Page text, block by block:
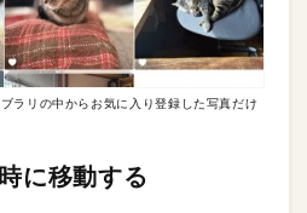
ラリの中からお気に入り登録した写真だけ
に移動する